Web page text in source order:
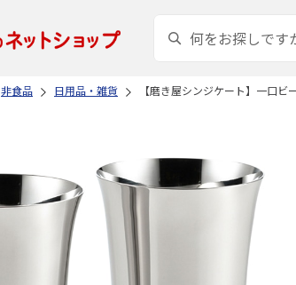
非食品 日用品・雑貨 【磨き屋シンジケート】一口